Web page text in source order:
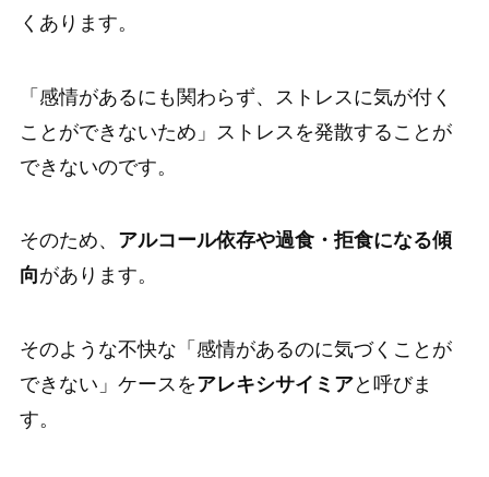
くあります。
「感情があるにも関わらず、ストレスに気が付く
ことができないため」ストレスを発散することが
できないのです。
そのため、 アルコール依存や過食・拒食になる傾
向があります。
そのような不快な「感情があるのに気づくことが
できない」ケースをアレキシサイミアと呼びま
す。